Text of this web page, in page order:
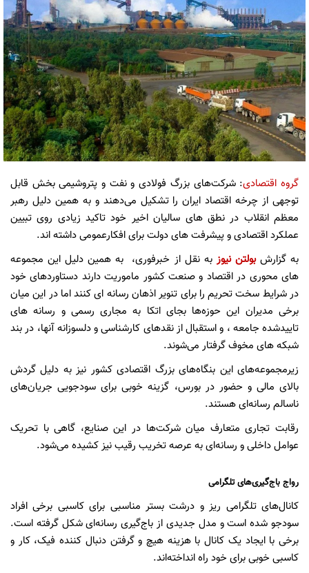
گروه اقتصادی: شرکت‌های بزرگ فولادی و نفت و پتروشیمی بخش قابل
توجهی از چرخه اقتصاد ایران را تشکیل می‌دهند و به همین دلیل رهبر
معظم انقلاب در نطق های سالیان اخیر خود تاکید زیادی روی تبیین
عملکرد اقتصادی و پیشرفت های دولت برای افکارعمومی داشته اند.
به گزارشبولتن نیوز به نقل از خبرفوری، به همین دلیل این مجموعه
های محوری در اقتصاد و صنعت کشور ماموریت دارند دستاوردهای خود
در شرایط سخت تحریم را برای تنویر اذهان رسانه ای کنند اما در این میان
برخی مدیران این حوزه‌ها بجای اتکا به مجاری رسمی و رسانه های
تاییدشده جامعه ، و استقبال از نقدهای کارشناسی و دلسوزانه آنها، در بند
شبکه های مخوف گرفتار می‌شوند.
زیرمجموعه‌های این بنگاه‌های بزرگ اقتصادی کشور نیز به دلیل گردش
بالای مالی و حضور در بورس، گزینه خوبی برای سودجویی جریان‌های
ناسالم رسانه‌ای هستند.
رقابت تجاری متعارف میان شرکت‌ها در این صنایع، گاهی با تحریک
عوامل داخلی و رسانه‌ای به عرصه تخریب رقیب نیز کشیده می‌شود.
رواج باج‌گیری‌های تلگرامی
کانال‌های تلگرامی ریز و درشت بستر مناسبی برای کاسبی برخی افراد
سودجو شده است و مدل جدیدی از باج‌گیری رسانه‌ای شکل گرفته است.
برخی با ایجاد یک کانال با هزینه هیچ و گرفتن دنبال کننده فیک، کار و
کاسبی خوبی برای خود راه انداخته‌اند.